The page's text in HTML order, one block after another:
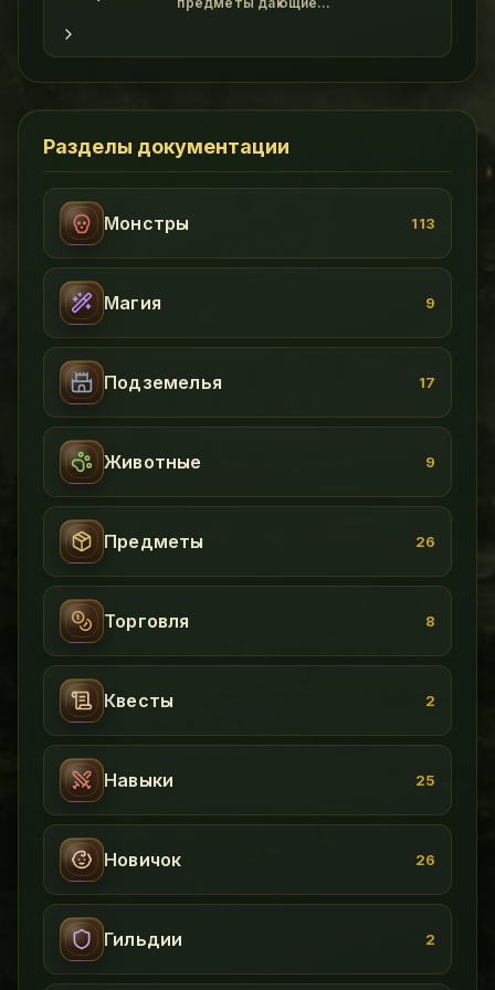
Свойства Прочность Где достать !
Power Magic Resistance +5 br
Разделы документации
Монстры 113
Магия 9
Подземелья 17
Животные 9
Предметы 26
Торговля 8
Квесты 2
Навыки 25
Новичок 26
Гильдии 2